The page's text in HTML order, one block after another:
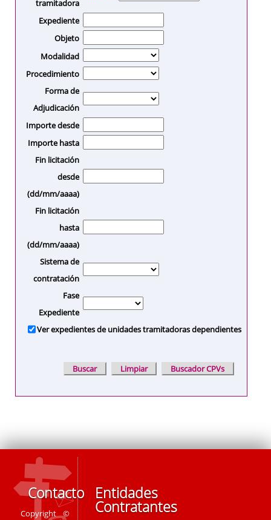
tramitadora
Expediente
Objeto
Modalidad
Procedimiento
Forma de
Adjudicación
Importe desde
Importe hasta
Fin licitación
desde
(dd/mm/aaaa)
Fin licitación
hasta
(dd/mm/aaaa)
Sistema de
contratación
Fase
Expediente
Ver expedientes de unidades tramitadoras dependientes
Contacto
Copyright ©
Entidades
Contratantes